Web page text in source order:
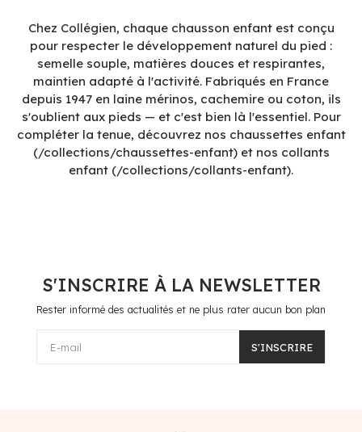
Chez Collégien, chaque chausson enfant est conçu
pour respecter le développement naturel du pied :
semelle souple, matières douces et respirantes,
maintien adapté à l'activité. Fabriqués en France
depuis 1947 en laine mérinos, cachemire ou coton, ils
s'oublient aux pieds — et c'est bien là l'essentiel. Pour
compléter la tenue, découvrez nos chaussettes enfant
(/collections/chaussettes-enfant) et nos collants
enfant (/collections/collants-enfant).
S'INSCRIRE À LA NEWSLETTER
Rester informé des actualités et ne plus rater aucun bon plan
E-mail S'INSCRIRE